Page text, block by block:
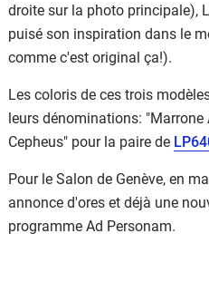
droite sur la photo principale),
puisé son inspiration dans le
comme c'est original ça!).
Les coloris de ces trois
leurs dénominations:
Cepheus" pour la paire de
Pour le Salon de Genève, en
annonce d'ores et déjà une
programme Ad Personam.